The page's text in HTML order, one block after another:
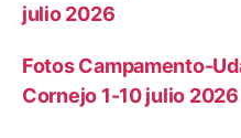
julio 2026
Fotos Campamento-
Cornejo 1-10 julio 2026